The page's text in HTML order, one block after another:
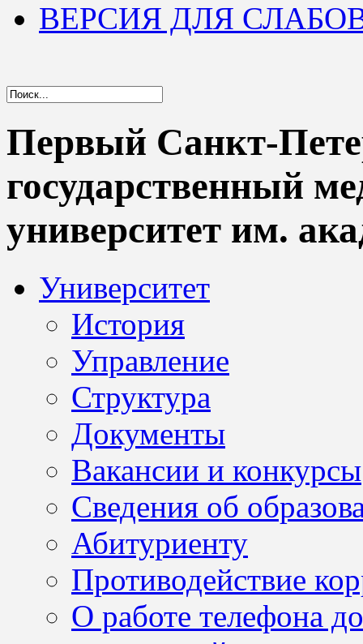
ВЕРСИЯ ДЛЯ
Первый Санкт-
государственный
университет им.
Университет
История
Управление
Структура
Документы
Вакансии и конкурсы
Сведения об
Абитуриенту
Противодействие
О работе телефона